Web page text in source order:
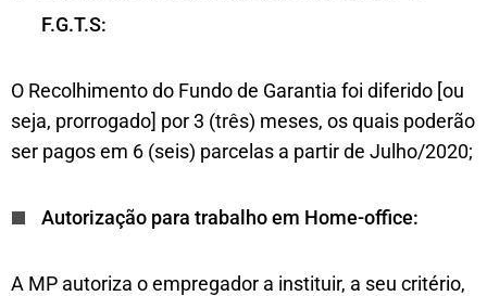
F.G.T.S:
O Recolhimento do Fundo de Garantia foi diferido [ou
seja, prorrogado] por 3 (três) meses, os quais poderão
ser pagos em 6 (seis) parcelas a partir de Julho/2020;
Autorização para trabalho em Home-office:
A MP autoriza o empregador a instituir, a seu critério,